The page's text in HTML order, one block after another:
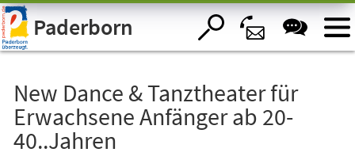
Visuelle
Assistenzsoftware
öffnen.Paderborn
New Dance & Tanztheater für
Erwachsene Anfänger ab 20-
40..Jahren